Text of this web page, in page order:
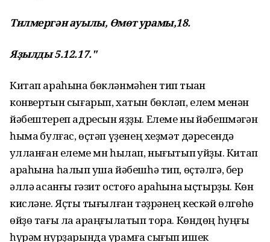
Тилмергән ауылы, Өмөт урамы,18.
Яҙылды 5.12.17."
Китап араһына бөкләнмәһен тип тыҡҡан
конвертын сығарып, хатын бөкләп, елем менән
йәбештереп адресын яҙҙы. Елеме ныҡ йәбешмәгән
һымаҡ булғас, өҫтәп үҙенең хеҙмәт дәресендә
ҡулланған елеме мн һылап, нығытып ҡуйҙы. Китап
араһына һалып ҡуша йәбешһә тип, өҫтәлгә, бер
әллә ҡасанғы гәзит остоғо араһына ҡыҫтырҙы. Көн
кисләне. Яҫтыҡ тығылған тәҙрәнең кескәй өлгөһө
өйҙө тағы ла ҡараңғылатып тора. Көндөң һуңғы
һүрәм нурҙарында урамға сығып ишек